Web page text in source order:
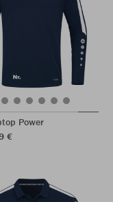
Power
€